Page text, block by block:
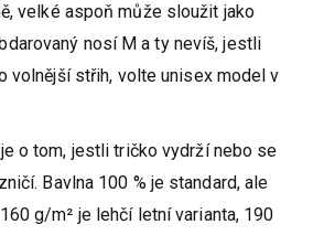
velké aspoň může sloužit jako
nosí M a ty nevíš, jestli
volnější střih, volte unisex model v
o tom, jestli tričko vydrží nebo se
Bavlna 100 % je standard, ale
g/m² je lehčí letní varianta, 190